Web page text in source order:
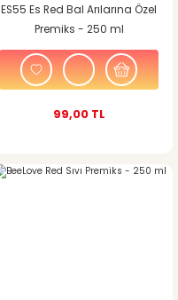
ES55 Es Red Bal Arılarına Özel
Premiks - 250 ml
99,00 TL